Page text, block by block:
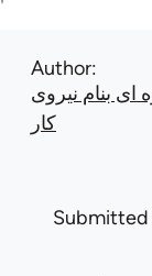
Author
ای بنام نیروی
کار